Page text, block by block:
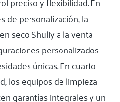
de personalización, la
seco Shuliy a la venta
personalizados
únicas. En cuarto
los equipos de limpieza
garantías integrales y un